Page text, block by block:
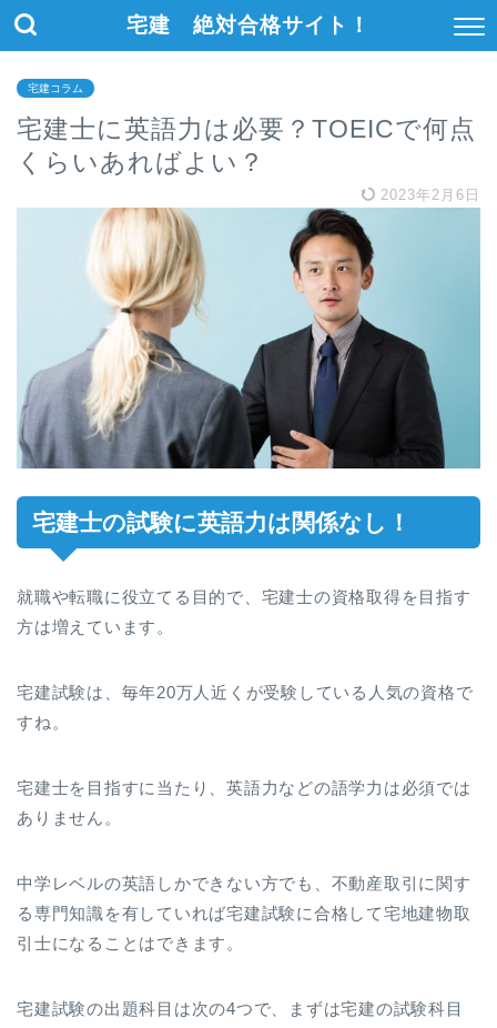
宅建 絶対合格サイト！
宅建コラム
宅建士に英語力は必要？TOEICで何点
くらいあればよい？
2023年2月6日
宅建士の試験に英語力は関係なし！
就職や転職に役立てる目的で、宅建士の資格取得を目指す
方は増えています。
宅建試験は、毎年20万人近くが受験している人気の資格で
すね。
宅建士を目指すに当たり、英語力などの語学力は必須では
ありません。
中学レベルの英語しかできない方でも、不動産取引に関す
る専門知識を有していれば宅建試験に合格して宅地建物取
引士になることはできます。
宅建試験の出題科目は次の4つで、まずは宅建の試験科目